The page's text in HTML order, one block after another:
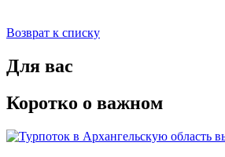
Возврат к списку
Для вас
Коротко о важном